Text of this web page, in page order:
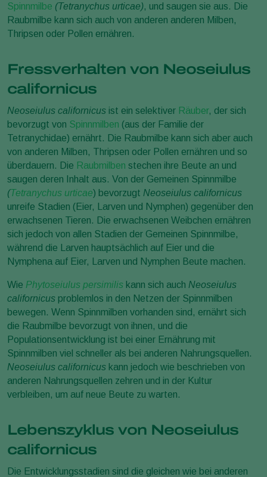
Spinnmilbe (Tetranychus urticae), und saugen sie aus. Die
Raubmilbe kann sich auch von anderen anderen Milben,
Thripsen oder Pollen ernähren.
Fressverhalten von Neoseiulus
californicus
Neoseiulus californicus ist ein selektiver Räuber, der sich
bevorzugt von Spinnmilben (aus der Familie der
Tetranychidae) ernährt. Die Raubmilbe kann sich aber auch
von anderen Milben, Thripsen oder Pollen ernähren und so
überdauern. Die Raubmilben stechen ihre Beute an und
saugen deren Inhalt aus. Von der Gemeinen Spinnmilbe
(Tetranychus urticae) bevorzugt Neoseiulus californicus
unreife Stadien (Eier, Larven und Nymphen) gegenüber den
erwachsenen Tieren. Die erwachsenen Weibchen ernähren
sich jedoch von allen Stadien der Gemeinen Spinnmilbe,
während die Larven hauptsächlich auf Eier und die
Nymphena auf Eier, Larven und Nymphen Beute machen.
Wie Phytoseiulus persimilis kann sich auch Neoseiulus
californicus problemlos in den Netzen der Spinnmilben
bewegen. Wenn Spinnmilben vorhanden sind, ernährt sich
die Raubmilbe bevorzugt von ihnen, und die
Populationsentwicklung ist bei einer Ernährung mit
Spinnmilben viel schneller als bei anderen Nahrungsquellen.
Neoseiulus californicus kann jedoch wie beschrieben von
anderen Nahrungsquellen zehren und in der Kultur
verbleiben, um auf neue Beute zu warten.
Lebenszyklus von Neoseiulus
californicus
Die Entwicklungsstadien sind die gleichen wie bei anderen